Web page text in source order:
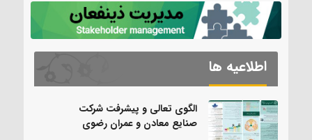
اطلاعیه ها
الگوی تعالی و پیشرفت شرکت
صنایع معادن و عمران رضوی